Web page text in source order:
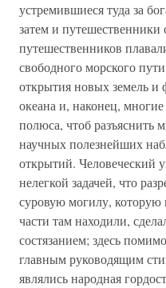
устремившиеся туда за
затем и
путешественников
свободного морского
открытия новых земель и
океана и, наконец,
полюса, чтоб разъяснить
научных полезнейших
открытий. Человеческий
нелегкой задачей, что
суровую могилу,
части там находили,
состязанием; здесь
главным руководящим
являлись народная